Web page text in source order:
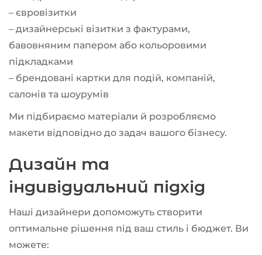
– євровізитки
– дизайнерські візитки з фактурами,
бавовняним папером або кольоровими
підкладками
– брендовані картки для подій, компаній,
салонів та шоурумів
Ми підбираємо матеріали й розробляємо
макети відповідно до задач вашого бізнесу.
Дизайн та
індивідуальний підхід
Наші дизайнери допоможуть створити
оптимальне рішення під ваш стиль і бюджет. Ви
можете: